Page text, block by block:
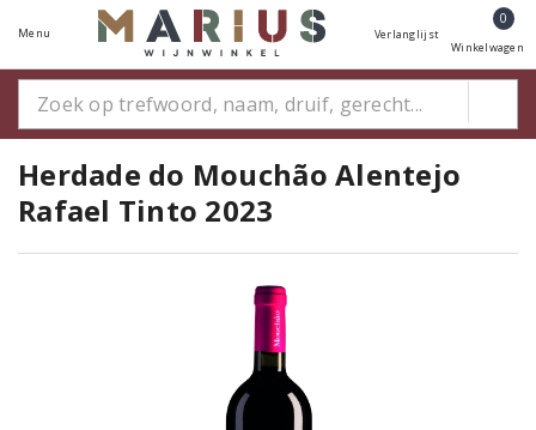
Menu Verlanglijst
0
Winkelwagen
Herdade do Mouchão Alentejo
Rafael Tinto 2023